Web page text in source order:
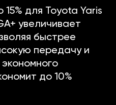
для Toyota Yaris
увеличивает
быстрее
передачу и
до 10%